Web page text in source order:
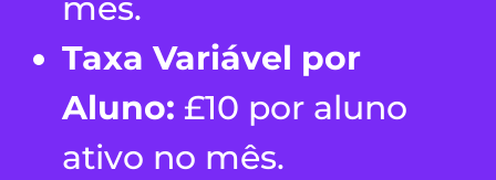
mês.
Taxa Variável por
Aluno: £10 por aluno
ativo no mês.